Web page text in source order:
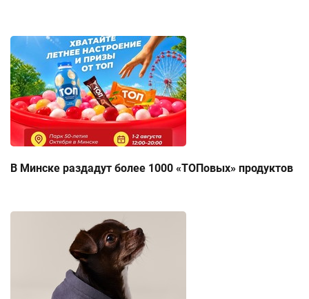
В Минске раздадут более 1000 «ТОПовых» продуктов